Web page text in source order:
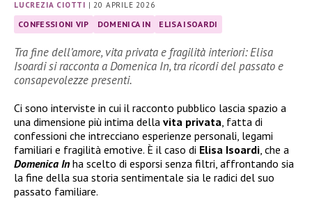
LUCREZIA CIOTTI |20 APRILE 2026
CONFESSIONI VIP DOMENICA IN ELISA ISOARDI
Tra fine dell’amore, vita privata e fragilità interiori: Elisa
Isoardi si racconta a Domenica In, tra ricordi del passato e
consapevolezze presenti.
Ci sono interviste in cui il racconto pubblico lascia spazio a
una dimensione più intima della vita privata , fatta di
confessioni che intrecciano esperienze personali, legami
familiari e fragilità emotive. È il caso di Elisa Isoardi , che a
Domenica In ha scelto di esporsi senza filtri, affrontando sia
la fine della sua storia sentimentale sia le radici del suo
passato familiare.